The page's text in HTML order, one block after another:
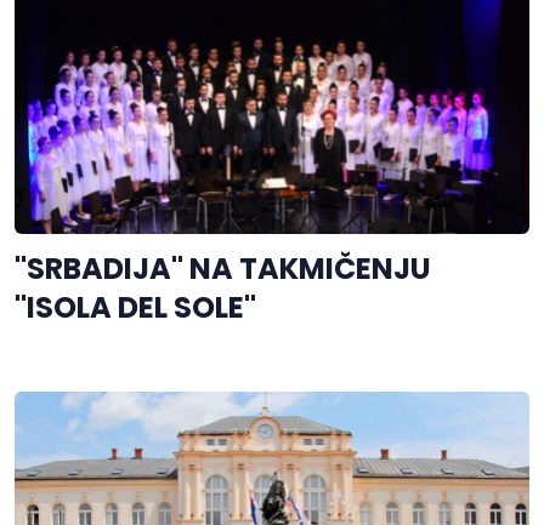
"SRBADIJA" NA TAKMIČENJU
"ISOLA DEL SOLE"